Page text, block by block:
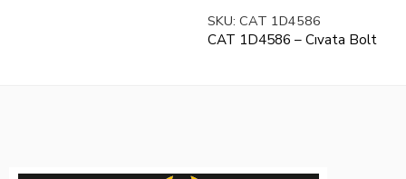
SKU: CAT 1D4586
CAT 1D4586 – Cıvata Bolt